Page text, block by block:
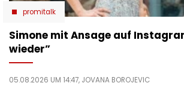
promitalk
Simone mit Ansage auf
wieder”
05.08.2026 UM 14:47, JOVANA BOROJEVIC